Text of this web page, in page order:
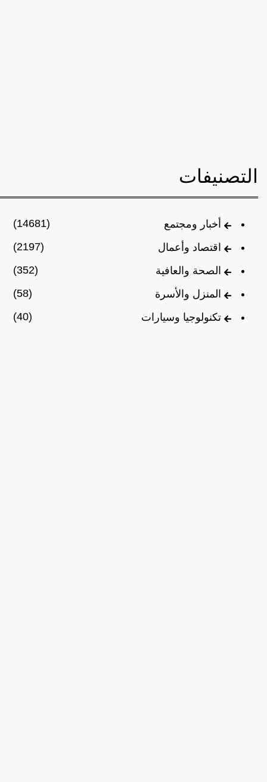
التصنيفات
أخبار ومجتمع
(14681)
اقتصاد وأعمال
(2197)
الصحة والعافية
(352)
المنزل والأسرة
(58)
تكنولوجيا وسيارات
(40)